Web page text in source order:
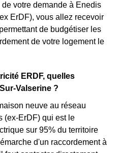
votre demande à Enedis
ErDF), vous allez recevoir
de budgétiser les
de votre logement le
ERDF, quelles
Valserine ?
neuve au réseau
(ex-ErDF) qui est le
sur 95% du territoire
d'un raccordement à